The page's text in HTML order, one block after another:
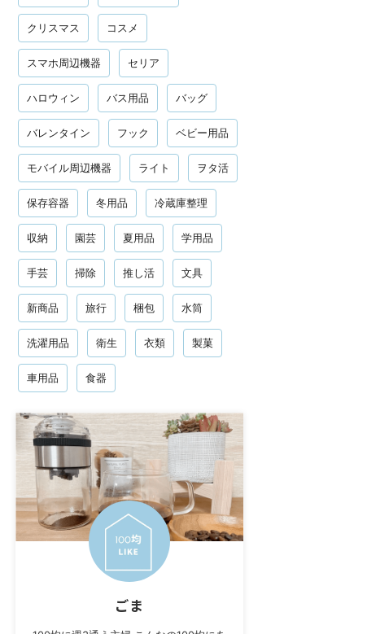
クリスマス コスメ
スマホ周辺機器 セリア
ハロウィン バス用品 バッグ
バレンタイン フック ベビー用品
モバイル周辺機器 ライト ヲタ活
保存容器 冬用品 冷蔵庫整理
収納 園芸 夏用品 学用品
手芸 掃除 推し活 文具
新商品 旅行 梱包 水筒
洗濯用品 衛生 衣類 製菓
車用品 食器
ごま